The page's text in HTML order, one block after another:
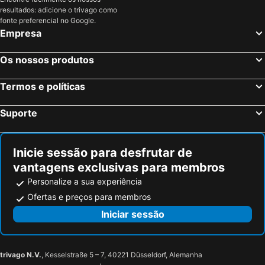
Weil am Rhein, Bade-Vurtemberga Hotéis
Nice, Provença-Alpes-Costa Azul Hotéis
Bordéus, Aquitânia Hotéis
Montévrain, França Hotéis
resultados: adicione o trivago como
fonte preferencial no Google.
Empresa
Os nossos produtos
Termos e políticas
Suporte
Inicie sessão para desfrutar de
vantagens exclusivas para membros
Personalize a sua experiência
Ofertas e preços para membros
Iniciar sessão
trivago N.V., Kesselstraße 5 – 7, 40221 Düsseldorf, Alemanha